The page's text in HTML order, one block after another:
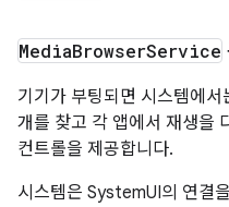
MediaBrowserService
기기가 부팅되면 시스템에
개를 찾고 각 앱에서 재생을
컨트롤을 제공합니다.
시스템은 SystemUI의 연결